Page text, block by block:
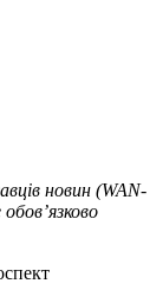
новин (WAN-